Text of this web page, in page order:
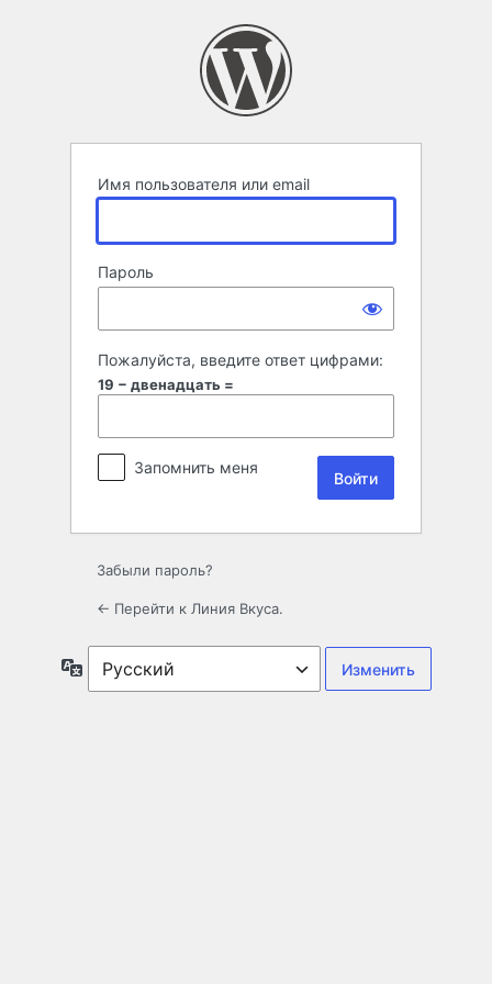
Имя пользователя или email
Пароль
Пожалуйста, введите ответ цифрами:
19 − двенадцать =
Запомнить меня
Забыли пароль?
← Перейти к Линия Вкуса.
Язык